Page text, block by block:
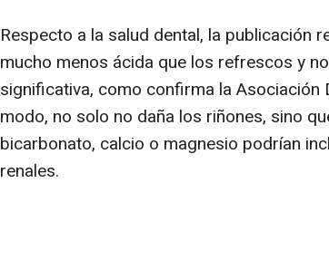
Respecto a la salud dental, la publicación
mucho menos ácida que los refrescos y
significativa, como confirma la Asociación
modo, no solo no daña los riñones, sino
bicarbonato, calcio o magnesio podrían
renales.